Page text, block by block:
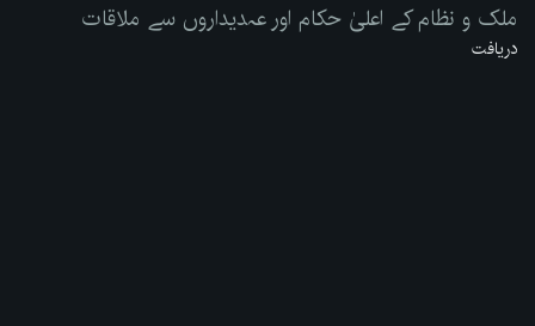
ملک و نظام کے اعلیٰ حکام اور عہدیداروں سے ملاقات
دریافت